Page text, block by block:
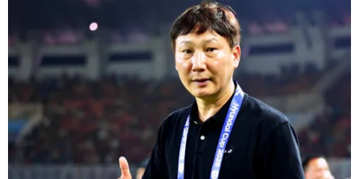
Hàn Quốc mở rộng điều tra nghi vấn
thông đồng giá sang ngành hóa dầu
06/08/2026 06:56